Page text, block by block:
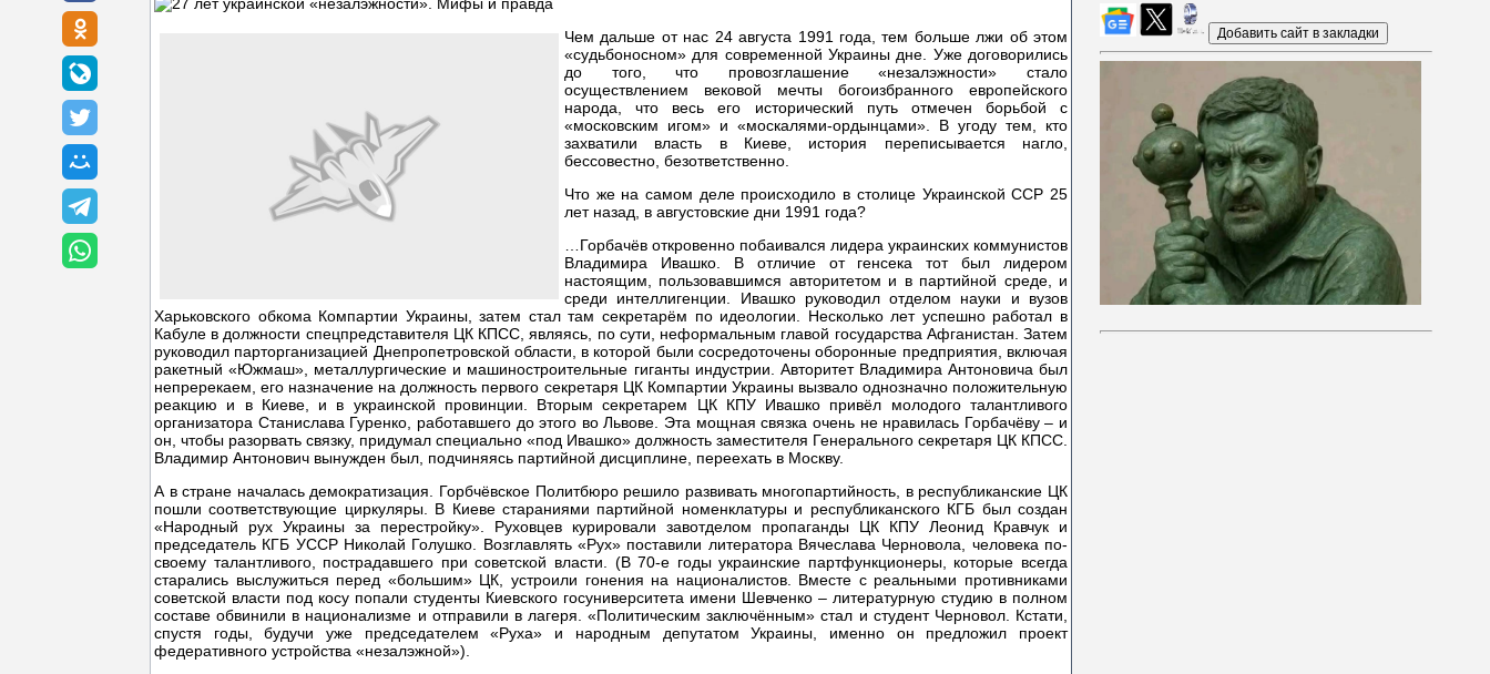
Чем дальше от нас 24 августа 1991 года, тем больше лжи об этом
«судьбоносном» для современной Украины дне. Уже договорились
до того, что провозглашение «незалэжности» стало
осуществлением вековой мечты богоизбранного европейского
народа, что весь его исторический путь отмечен борьбой с
«московским игом» и «москалями-ордынцами». В угоду тем, кто
захватили власть в Киеве, история переписывается нагло,
бессовестно, безответственно.
Что же на самом деле происходило в столице Украинской ССР 25
лет назад, в августовские дни 1991 года?
…Горбачёв откровенно побаивался лидера украинских коммунистов
Владимира Ивашко. В отличие от генсека тот был лидером
настоящим, пользовавшимся авторитетом и в партийной среде, и
среди интеллигенции. Ивашко руководил отделом науки и вузов
Харьковского обкома Компартии Украины, затем стал там секретарём по идеологии. Несколько лет успешно работал в
Кабуле в должности спецпредставителя ЦК КПСС, являясь, по сути, неформальным главой государства Афганистан. Затем
руководил парторганизацией Днепропетровской области, в которой были сосредоточены оборонные предприятия, включая
ракетный «Южмаш», металлургические и машиностроительные гиганты индустрии. Авторитет Владимира Антоновича был
непререкаем, его назначение на должность первого секретаря ЦК Компартии Украины вызвало однозначно положительную
реакцию и в Киеве, и в украинской провинции. Вторым секретарем ЦК КПУ Ивашко привёл молодого талантливого
организатора Станислава Гуренко, работавшего до этого во Львове. Эта мощная связка очень не нравилась Горбачёву – и
он, чтобы разорвать связку, придумал специально «под Ивашко» должность заместителя Генерального секретаря ЦК КПСС.
Владимир Антонович вынужден был, подчиняясь партийной дисциплине, переехать в Москву.
А в стране началась демократизация. Горбчёвское Политбюро решило развивать многопартийность, в республиканские ЦК
пошли соответствующие циркуляры. В Киеве стараниями партийной номенклатуры и республиканского КГБ был создан
«Народный рух Украины за перестройку». Руховцев курировали завотделом пропаганды ЦК КПУ Леонид Кравчук и
председатель КГБ УССР Николай Голушко. Возглавлять «Рух» поставили литератора Вячеслава Черновола, человека по-
своему талантливого, пострадавшего при советской власти. (В 70-е годы украинские партфункционеры, которые всегда
старались выслужиться перед «большим» ЦК, устроили гонения на националистов. Вместе с реальными противниками
советской власти под косу попали студенты Киевского госуниверситета имени Шевченко – литературную студию в полном
составе обвинили в национализме и отправили в лагеря. «Политическим заключённым» стал и студент Черновол. Кстати,
спустя годы, будучи уже председателем «Руха» и народным депутатом Украины, именно он предложил проект
федеративного устройства «незалэжной»).